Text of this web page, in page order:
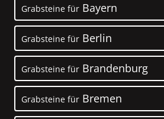
Grabsteine für Bayern
Grabsteine für Berlin
Grabsteine für Brandenburg
Grabsteine für Bremen